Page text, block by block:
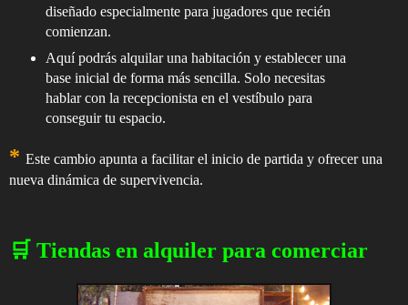
diseñado especialmente para jugadores que recién
comienzan.
Aquí podrás alquilar una habitación y establecer una
base inicial de forma más sencilla. Solo necesitas
hablar con la recepcionista en el vestíbulo para
conseguir tu espacio.
* Este cambio apunta a facilitar el inicio de partida y ofrecer una
nueva dinámica de supervivencia.
🛒 Tiendas en alquiler para comerciar